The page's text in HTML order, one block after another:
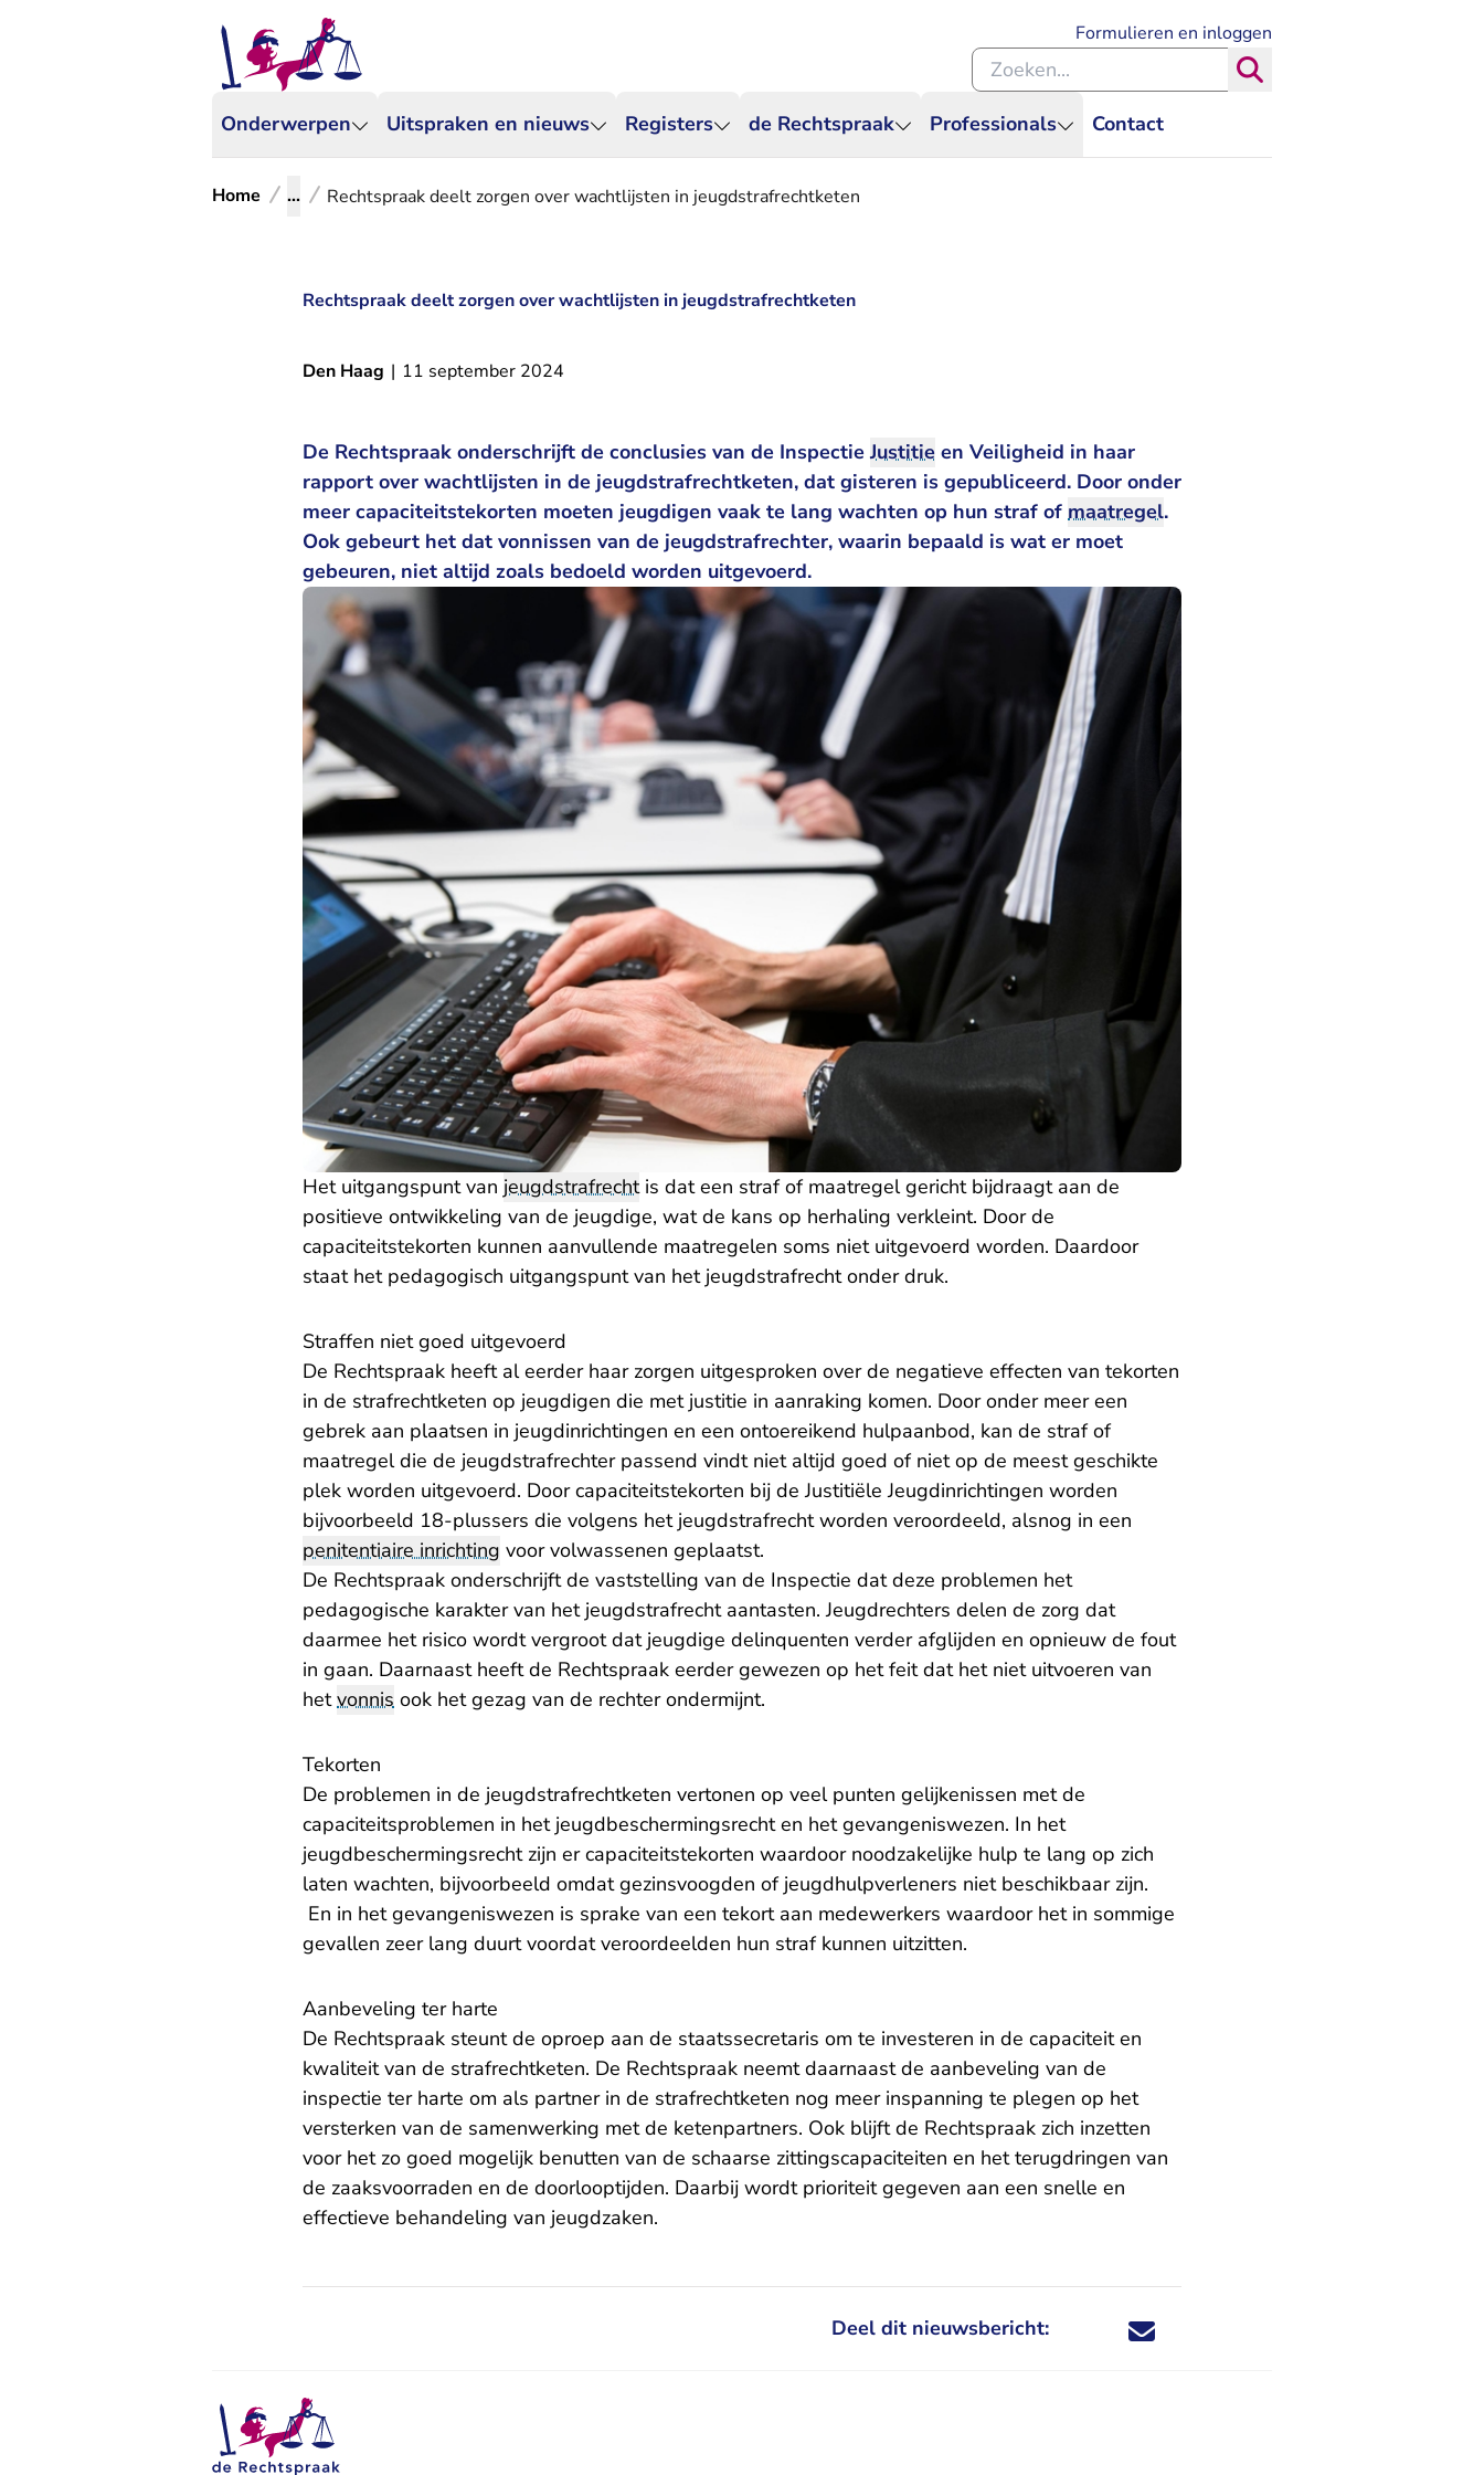
Onderwerpen Uitspraken en nieuws Registers de Rechtspraak Professionals Contact
Formulieren en inloggen
Zoeken binnen de Rechtspraak
Home ... Rechtspraak deelt zorgen over wachtlijsten in jeugdstrafrechtketen
Rechtspraak deelt zorgen over wachtlijsten in jeugdstrafrechtketen
Den Haag | 11 september 2024
De Rechtspraak onderschrijft de conclusies van de InspectieJustitie en Veiligheid in haar
rapport over wachtlijsten in de jeugdstrafrechtketen- U verlaat Rechtspraak.nl
, dat gisteren is gepubliceerd. Door onder
meer capaciteitstekorten moeten jeugdigen vaak te lang wachten op hun straf of maatregel.
Ook gebeurt het dat vonnissen van de jeugdstrafrechter, waarin bepaald is wat er moet
gebeuren, niet altijd zoals bedoeld worden uitgevoerd.
Het uitgangspunt van jeugdstrafrechtis dat een straf of maatregel gericht bijdraagt aan de
positieve ontwikkeling van de jeugdige, wat de kans op herhaling verkleint. Door de
capaciteitstekorten kunnen aanvullende maatregelen soms niet uitgevoerd worden. Daardoor
staat het pedagogisch uitgangspunt van het jeugdstrafrecht onder druk.
Straffen niet goed uitgevoerd
De Rechtspraak heeft al eerder haar zorgen uitgesproken over de negatieve effecten van tekorten
in de strafrechtketen op jeugdigen die met justitie in aanraking komen. Door onder meer een
gebrek aan plaatsen in jeugdinrichtingen en een ontoereikend hulpaanbod, kan de straf of
maatregel die de jeugdstrafrechter passend vindt niet altijd goed of niet op de meest geschikte
plek worden uitgevoerd. Door capaciteitstekorten bij de Justitiële Jeugdinrichtingen worden
bijvoorbeeld 18-plussers die volgens het jeugdstrafrecht worden veroordeeld, alsnog in een
penitentiaire inrichting voor volwassenen geplaatst.
De Rechtspraak onderschrijft de vaststelling van de Inspectie dat deze problemen het
pedagogische karakter van het jeugdstrafrecht aantasten. Jeugdrechters delen de zorg dat
daarmee het risico wordt vergroot dat jeugdige delinquenten verder afglijden en opnieuw de fout
in gaan. Daarnaast heeft de Rechtspraak eerder gewezen op het feit dat het niet uitvoeren van
hetvonnis ook het gezag van de rechter ondermijnt.
Tekorten
De problemen in de jeugdstrafrechtketen vertonen op veel punten gelijkenissen met de
capaciteitsproblemen in het jeugdbeschermingsrecht en het gevangeniswezen. In het
jeugdbeschermingsrecht zijn er capaciteitstekorten waardoor noodzakelijke hulp te lang op zich
laten wachten, bijvoorbeeld omdat gezinsvoogden of jeugdhulpverleners niet beschikbaar zijn.
En in het gevangeniswezen is sprake van een tekort aan medewerkers waardoor het in sommige
gevallen zeer lang duurt voordat veroordeelden hun straf kunnen uitzitten.
Aanbeveling ter harte
De Rechtspraak steunt de oproep aan de staatssecretaris om te investeren in de capaciteit en
kwaliteit van de strafrechtketen. De Rechtspraak neemt daarnaast de aanbeveling van de
inspectie ter harte om als partner in de strafrechtketen nog meer inspanning te plegen op het
versterken van de samenwerking met de ketenpartners. Ook blijft de Rechtspraak zich inzetten
voor het zo goed mogelijk benutten van de schaarse zittingscapaciteiten en het terugdringen van
de zaaksvoorraden en de doorlooptijden. Daarbij wordt prioriteit gegeven aan een snelle en
effectieve behandeling van jeugdzaken.
Deel dit nieuwsbericht: Deel dit nieuwsbericht via X - U verlaat
Deel dit nieuwsbericht via Facebook - U
Deel dit nieuwsbericht via e-mail
Deel dit nieuwsbericht via LinkedIn - U